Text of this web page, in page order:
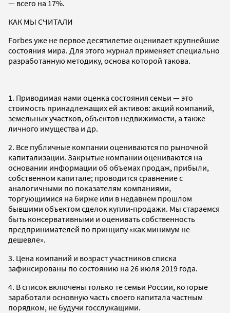
— всего на 17%.
КАК МЫ СЧИТАЛИ
Forbes уже не первое десятилетие оценивает крупнейшие
состояния мира. Для этого журнал применяет специально
разработанную методику, основа которой такова.
1. Приводимая нами оценка состояния семьи — это
стоимость принадлежащих ей активов: акций компаний,
земельных участков, объектов недвижимости, а также
личного имущества и др.
2. Все публичные компании оцениваются по рыночной
капитализации. Закрытые компании оцениваются на
основании информации об объемах продаж, прибыли,
собственном капитале; проводится сравнение с
аналогичными по показателям компаниями,
торгующимися на бирже или в недавнем прошлом
бывшими объектом сделок купли-продажи. Мы стараемся
быть консервативными и оценивать собственность
предпринимателей по принципу «как минимум не
дешевле».
3. Цена компаний и возраст участников списка
зафиксированы по состоянию на 26 июля 2019 года.
4. В список включены только те семьи России, которые
заработали основную часть своего капитала частным
порядком, не будучи госслужащими.